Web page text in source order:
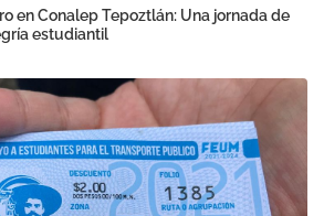
en Conalep Tepoztlán: Una jornada de
estudiantil